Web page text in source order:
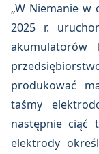
„W Niemanie
2025 r.
akumulatorów
produkować
taśmy
następnie ciąć
elektrody